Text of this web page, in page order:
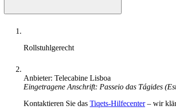
Rollstuhlgerecht
Anbieter: Telecabine Lisboa
Eingetragene Anschrift: Passeio das Tágides
Kontaktieren Sie das Tiqets-Hilfecenter– wir